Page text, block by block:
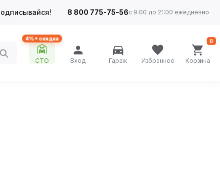
8 800 775-75-56с 9:00 до 21:00 ежедневно
4%+ скидка
СТО Вход Гараж Избранное Корзина
0